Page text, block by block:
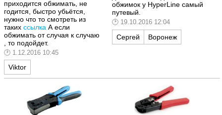
приходится обжимать, не
годится, быстро убьётся,
нужно что то смотреть из
таких ссылка А если
обжимать от случая к случаю
, то подойдет.
1.12.2016 10:45
Viktor
обжимок у HyperLine самый
путевый.
19.10.2016 12:04
Сергей Воронеж